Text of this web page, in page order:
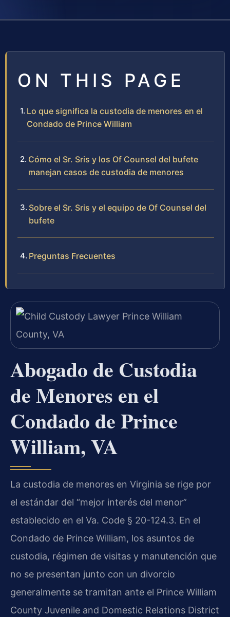
ON THIS PAGE
Lo que significa la custodia de menores en el
Condado de Prince William
Cómo el Sr. Sris y los Of Counsel del bufete
manejan casos de custodia de menores
Sobre el Sr. Sris y el equipo de Of Counsel del
bufete
Preguntas Frecuentes
Abogado de Custodia
de Menores en el
Condado de Prince
William, VA
La custodia de menores en Virginia se rige por
el estándar del “mejor interés del menor”
establecido en el Va. Code § 20-124.3. En el
Condado de Prince William, los asuntos de
custodia, régimen de visitas y manutención que
no se presentan junto con un divorcio
generalmente se tramitan ante el Prince William
County Juvenile and Domestic Relations District